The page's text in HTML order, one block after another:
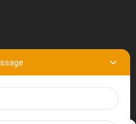
nos produits, veuillez
un courriel ou nous appeler